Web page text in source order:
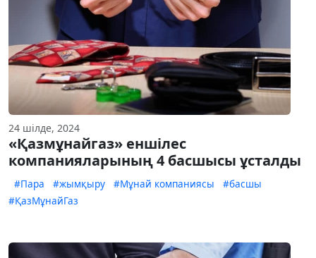
24 шілде, 2024
«Қазмұнайгаз» еншілес
компанияларының 4 басшысы ұсталды
#Пара #жымқыру #Мұнай компаниясы
#басшы
#ҚазМұнайГаз